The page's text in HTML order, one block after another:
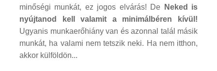
minőségi munkát, ez jogos elvárás! De
Neked is
nyújtanod kell valamit a minimálbéren kívül!
Ugyanis munkaerőhiány van és azonnal talál másik
munkát, ha valami nem tetszik neki. Ha nem itthon,
akkor külföldön...